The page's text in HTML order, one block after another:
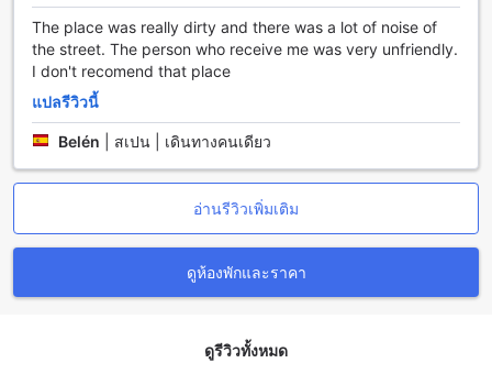
โรส เกสต์เฮาส์ เชียงใหม่ตั้งอยู่ในเขตเมืองเก่าของเชียงใหม่และ
เป็นที่พักที่น่าสนใจที่คุณควรไปเยือนเมื่อมาเชียงใหม่ หากคุณมา
ทางเครื่องบินส่วนบุคคล คุณสามารถเดินทางจากสนามบิน
เชียงใหม่ไปยังโรส เกสต์เฮาส์ เชียงใหม่ได้หลายวิธี วิธีที่ง่ายที่สุด
คือใช้บริการรถแท็กซี่หรือรถแท็กซี่สามล้อที่จะพาคุณจากสนามบิน
ไปยังโรส เกสต์เฮาส์ เชียงใหม่โดยตรง ระยะทางประมาณ 3
กิโลเมตรและใช้เวลาเดินทางประมาณ 15-20 นาที เมื่อถึงที่นั่ง
คุณสามารถเดินเท้าหรือใช้บริการรถแท็กซี่เพื่อเดินทางไปยังโรส
เกสต์เฮาส์ เชียงใหม่ได้
สถานที่ท่องเที่ยวใกล้เคียงของ โรส เกสต์เฮาส์ เชียงใหม่
โรส เกสต์เฮาส์ เชียงใหม่ ตั้งอยู่ใกล้กับหลายสถานที่ท่องเที่ยวที่น่า
สนใจในเชียงใหม่ เช่น วัดเจดีย์หลวง ที่เป็นวัดเก่าแก่ที่สร้างขึ้นใน
และองค์ประกอบที่สำคัญของศิลปะไทย และวัดเชียงมั่น ที่ตั้งอยู่
บนเนินเขาที่สูงและมองเห็นวิวที่สวยงามของเมืองเชียงใหม่
The place was really dirty and there was a lot of noise of
the street. The person who receive me was very unfriendly.
I don't recomend that place
แปลรีวิวนี้
Belén สเปน | เดินทางคนเดียว
อ่านรีวิวเพิ่มเติม
ดูห้องพักและราคา
ดูรีวิวทั้งหมด